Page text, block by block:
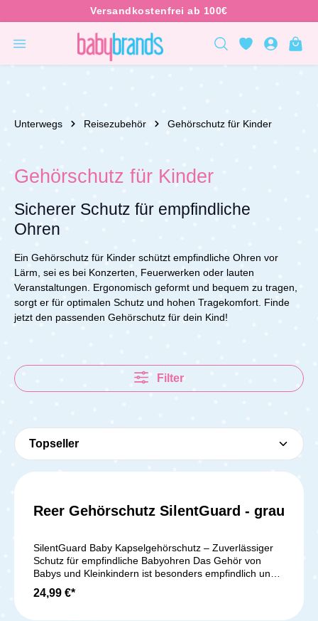
Unterwegs Reisezubehör Gehörschutz für Kinder
Gehörschutz für Kinder
Sicherer Schutz für empfindliche
Ohren
Ein Gehörschutz für Kinder schützt empfindliche Ohren vor
Lärm, sei es bei Konzerten, Feuerwerken oder lauten
Veranstaltungen. Ergonomisch geformt und bequem zu tragen,
sorgt er für optimalen Schutz und hohen Tragekomfort. Finde
jetzt den passenden Gehörschutz für dein Kind!
Filter
Reer Gehörschutz SilentGuard - grau
SilentGuard Baby Kapselgehörschutz – Zuverlässiger
Schutz für empfindliche Babyohren Das Gehör von
Babys und Kleinkindern ist besonders empfindlich und
kann durch laute Geräusche leicht geschädigt werden.
Schon Schallpegel über 85 Dezibel, wie sie bei
24,99 €*